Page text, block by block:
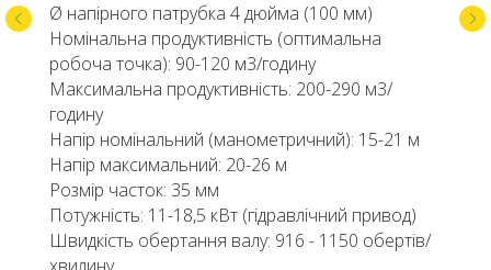
Ø напірного патрубка 4 дюйма (100 мм)
Номінальна продуктивність (оптимальна
робоча точка): 90-120 м3/годину
Максимальна продуктивність: 200-290 м3/
годину
Напір номінальний (манометричний): 15-21 м
Напір максимальний: 20-26 м
Розмір часток: 35 мм
Потужність: 11-18,5 кВт (гідравлічний привод)
Швидкість обертання валу: 916 - 1150 обертів/